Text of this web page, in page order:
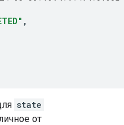
,
state
от